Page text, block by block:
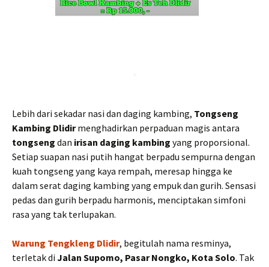
Lebih dari sekadar nasi dan daging kambing, Tongseng
Kambing Dlidirmenghadirkan perpaduan magis antara
tongseng dan irisan daging kambing yang proporsional.
Setiap suapan nasi putih hangat berpadu sempurna dengan
kuah tongseng yang kaya rempah, meresap hingga ke
dalam serat daging kambing yang empuk dan gurih. Sensasi
pedas dan gurih berpadu harmonis, menciptakan simfoni
rasa yang tak terlupakan.
Warung Tengkleng Dlidir, begitulah nama resminya,
terletak di Jalan Supomo, Pasar Nongko, Kota Solo. Tak